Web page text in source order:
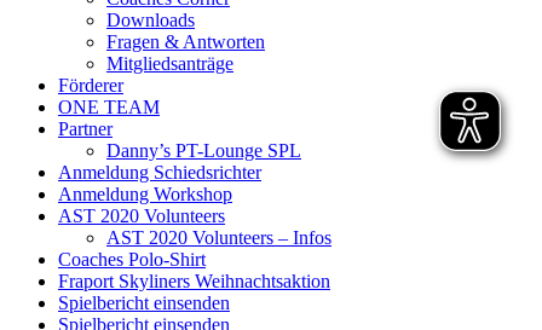
Downloads
Fragen & Antworten
Mitgliedsanträge
Förderer
ONE TEAM
Partner
Danny’s PT-Lounge SPL
Anmeldung Schiedsrichter
Anmeldung Workshop
AST 2020 Volunteers
AST 2020 Volunteers – Infos
Coaches Polo-Shirt
Fraport Skyliners Weihnachtsaktion
Spielbericht einsenden
Spielbericht einsenden